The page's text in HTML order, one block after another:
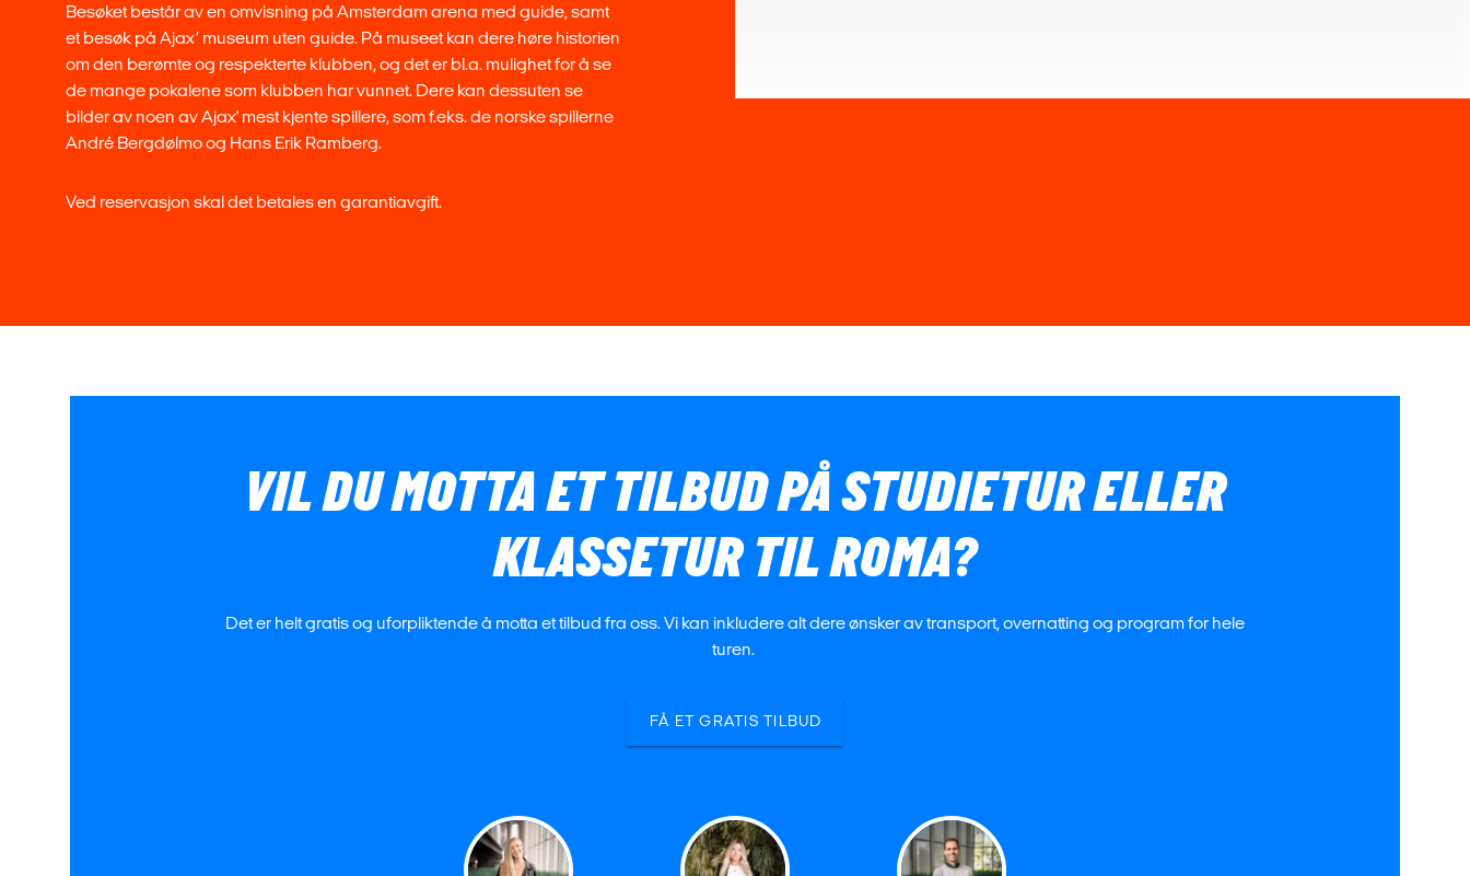
Besøket består av en omvisning på Amsterdam arena med guide, samt
et besøk på Ajax’ museum uten guide. På museet kan dere høre historien
om den berømte og respekterte klubben, og det er bl.a. mulighet for å se
de mange pokalene som klubben har vunnet. Dere kan dessuten se
bilder av noen av Ajax' mest kjente spillere, som f.eks. de norske spillerne
André Bergdølmo og Hans Erik Ramberg.
Ved reservasjon skal det betales en garantiavgift.
VIL DU MOTTA ET TILBUD PÅ STUDIETUR ELLER
KLASSETUR TIL ROMA?
Det er helt gratis og uforpliktende å motta et tilbud fra oss. Vi kan inkludere alt dere ønsker av transport, overnatting og program for hele
turen.
FÅ ET GRATIS TILBUD